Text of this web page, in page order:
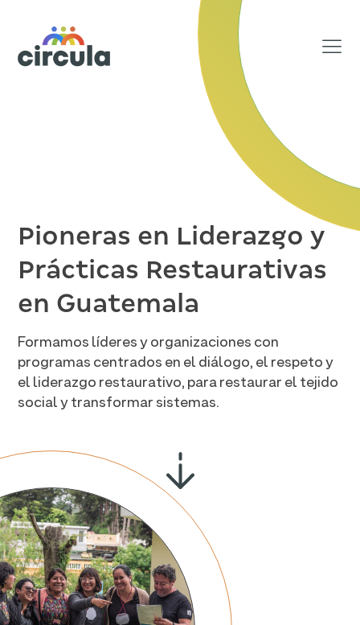
Pioneras en Liderazgo y
Prácticas Restaurativas
en Guatemala
Formamos líderes y organizaciones con
programas centrados en el diálogo, el respeto y
el liderazgo restaurativo, para restaurar el tejido
social y transformar sistemas.